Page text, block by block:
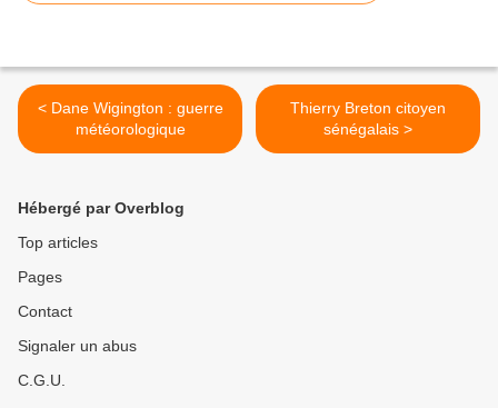
< Dane Wigington : guerre
météorologique
Thierry Breton citoyen
sénégalais >
Hébergé par Overblog
Top articles
Pages
Contact
Signaler un abus
C.G.U.